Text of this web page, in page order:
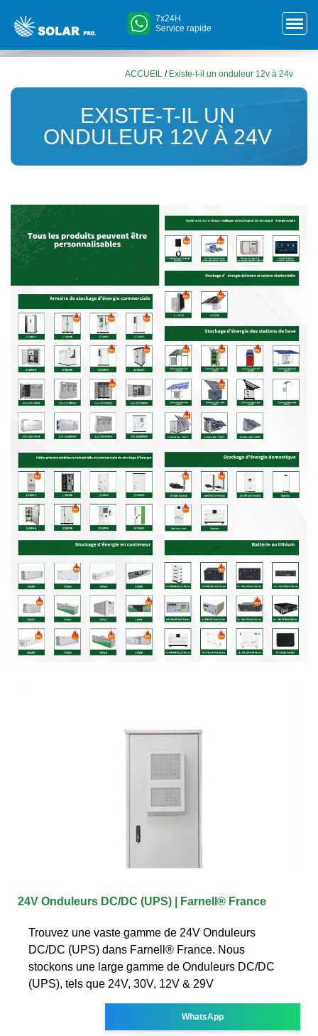
7x24H
Service rapide
ACCUEIL / Existe-t-il un onduleur 12v à 24v
EXISTE-T-IL UN
ONDULEUR 12V À 24V
24V Onduleurs DC/DC (UPS) | Farnell® France
Trouvez une vaste gamme de 24V Onduleurs
DC/DC (UPS) dans Farnell® France. Nous
stockons une large gamme de Onduleurs DC/DC
(UPS), tels que 24V, 30V, 12V & 29V
WhatsApp